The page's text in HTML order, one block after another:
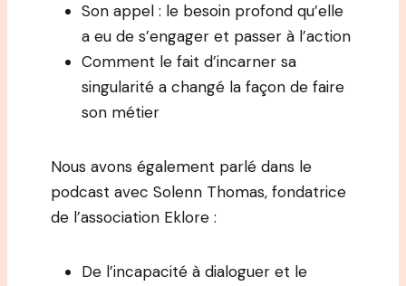
Son appel : le besoin profond qu’elle
a eu de s’engager et passer à l’action
Comment le fait d’incarner sa
singularité a changé la façon de faire
son métier
Nous avons également parlé dans le
podcast avec Solenn Thomas, fondatrice
de l’association Eklore :
De l’incapacité à dialoguer et le